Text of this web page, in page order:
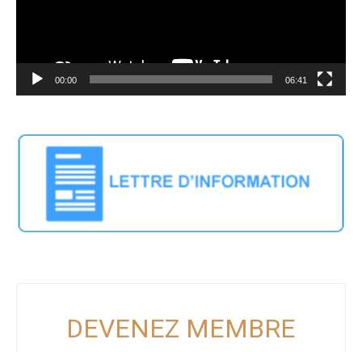
00:00 06:41
DEVENEZ MEMBRE